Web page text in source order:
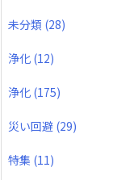
未分類 (28)
浄化 (12)
浄化 (175)
災い回避 (29)
特集 (11)